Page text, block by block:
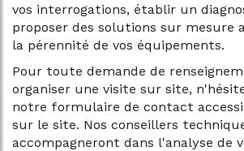
vos interrogations, établir un
proposer des solutions sur mesure
la pérennité de vos équipements.
Pour toute demande de
organiser une visite sur site,
notre formulaire de contact
sur le site. Nos conseillers
accompagneront dans l'analyse de